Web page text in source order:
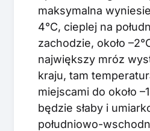
maksymalna
4°C, cieplej na
zachodzie, około
największy mróz
kraju, tam
miejscami do około
będzie słaby i
południowo-